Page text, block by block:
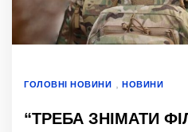
ГОЛОВНІ НОВИНИ , НОВИНИ
“ТРЕБА ЗНІМАТИ